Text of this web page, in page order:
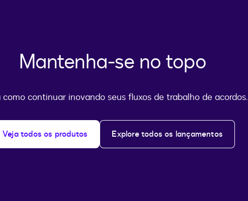
Mantenha-se no topo
como continuar inovando seus fluxos de trabalho de acordos.
Veja todos os produtos Explore todos os lançamentos